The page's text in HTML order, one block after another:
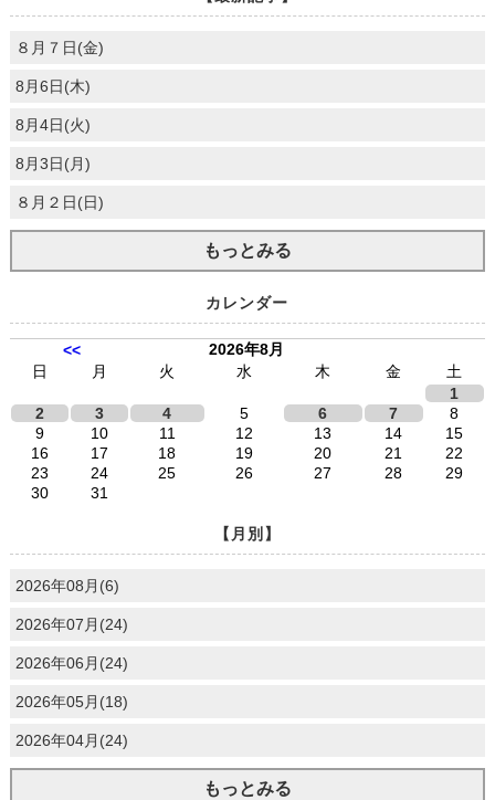
８月７日(金)
8月6日(木)
8月4日(火)
8月3日(月)
８月２日(日)
もっとみる
カレンダー
<<
2026年8月
日
月 火 水 木 金
土
1
2
3 4 5 6 7
8
9
10 11 12 13 14
15
16
17 18 19 20 21
22
23
24 25 26 27 28
29
30
31
【月別】
2026年08月(6)
2026年07月(24)
2026年06月(24)
2026年05月(18)
2026年04月(24)
もっとみる